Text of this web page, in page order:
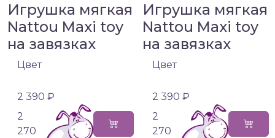
Игрушка мягкая
Nattou Maxi toy
на завязках
Цвет
2 390 ₽
2
270
Игрушка мягкая
Nattou Maxi toy
на завязках
Цвет
2 390 ₽
2
270